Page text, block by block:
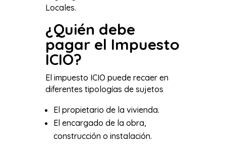
Locales.
¿Quién debe
pagar el Impuesto
ICIO?
El impuesto ICIO puede recaer en
diferentes tipologías de sujetos
El propietario de la vivienda.
El encargado de la obra,
construcción o instalación.